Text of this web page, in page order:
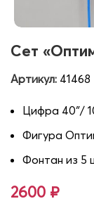
Сет
Артикул: 41468
Цифра 40″/
Фигура
Фонтан из 5
2600 ₽